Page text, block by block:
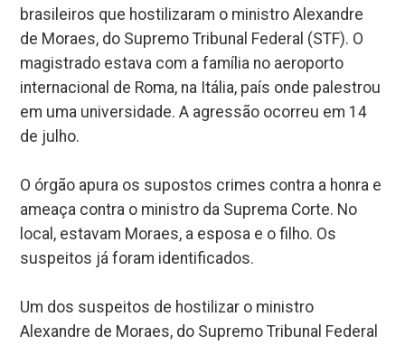
brasileiros que hostilizaram o ministro Alexandre
de Moraes, do Supremo Tribunal Federal (STF). O
magistrado estava com a família no aeroporto
internacional de Roma, na Itália, país onde palestrou
em uma universidade. A agressão ocorreu em 14
de julho.
O órgão apura os supostos crimes contra a honra e
ameaça contra o ministro da Suprema Corte. No
local, estavam Moraes, a esposa e o filho. Os
suspeitos já foram identificados.
Um dos suspeitos de hostilizar o ministro
Alexandre de Moraes, do Supremo Tribunal Federal